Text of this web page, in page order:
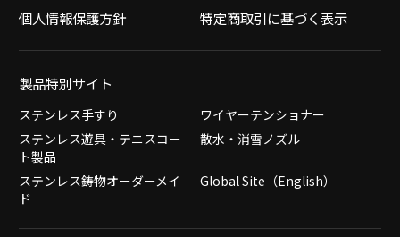
個人情報保護方針
特定商取引に基づく表示
製品特別サイト
ステンレス手すり
ワイヤーテンショナー
ステンレス遊具・テニスコー
ト製品
散水・消雪ノズル
ステンレス鋳物オーダーメイ
ド
Global Site（English）